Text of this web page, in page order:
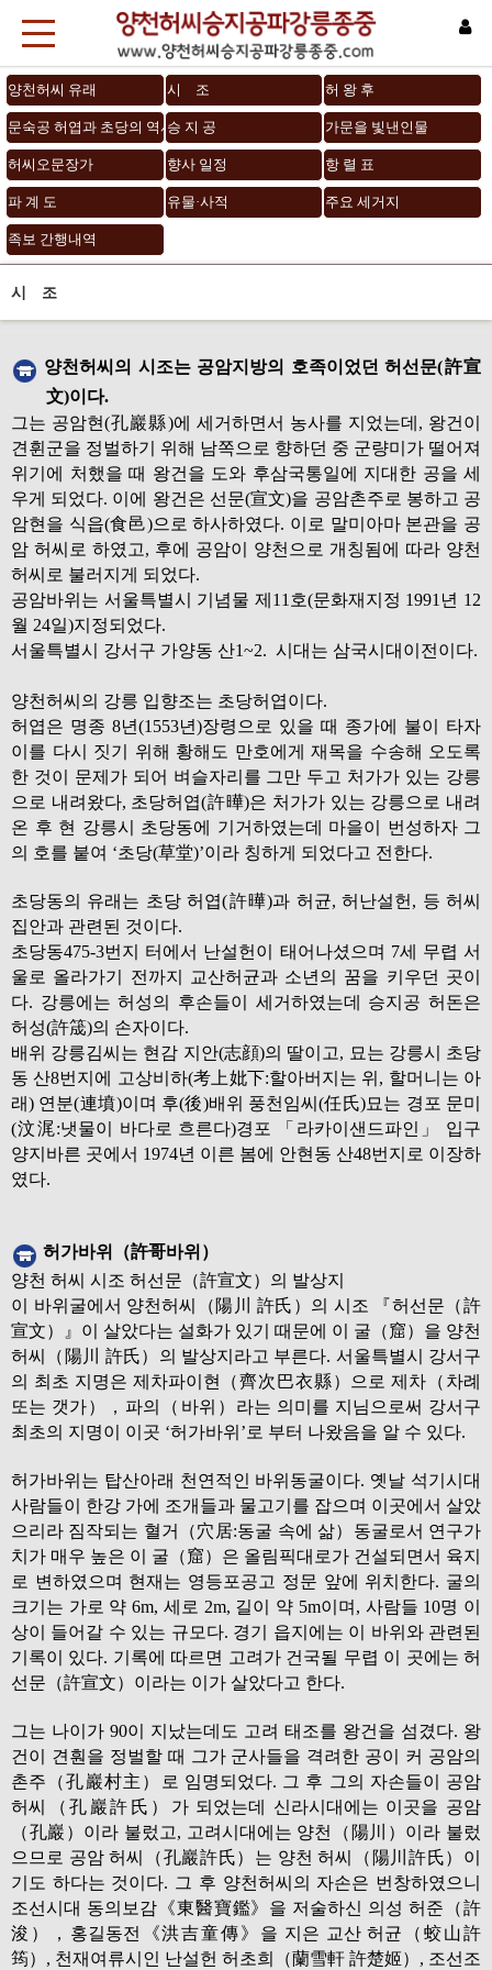
양천허씨 유래 시 조 허 왕 후
문숙공 허엽과 초당의 역사승 지 공 가문을 빛낸인물
허씨오문장가 향사 일정 항 렬 표
파 계 도 유물·사적 주요 세거지
족보 간행내역
시 조
양천허씨의 시조는 공암지방의 호족이었던 허선문(許宣
文)이다.
그는 공암현(孔巖縣)에 세거하면서 농사를 지었는데, 왕건이
견휜군을 정벌하기 위해 남쪽으로 향하던 중 군량미가 떨어져
위기에 처했을 때 왕건을 도와 후삼국통일에 지대한 공을 세
우게 되었다. 이에 왕건은 선문(宣文)을 공암촌주로 봉하고 공
암현을 식읍(食邑)으로 하사하였다. 이로 말미아마 본관을 공
암 허씨로 하였고, 후에 공암이 양천으로 개칭됨에 따라 양천
허씨로 불러지게 되었다.
공암바위는 서울특별시 기념물 제11호(문화재지정 1991년 12
월 24일)지정되었다.
서울특별시 강서구 가양동 산1~2. 시대는 삼국시대이전이다.
양천허씨의 강릉 입향조는 초당허엽이다.
허엽은 명종 8년(1553년)장령으로 있을 때 종가에 불이 타자
이를 다시 짓기 위해 황해도 만호에게 재목을 수송해 오도록
한 것이 문제가 되어 벼슬자리를 그만 두고 처가가 있는 강릉
으로 내려왔다, 초당허엽(許曄)은 처가가 있는 강릉으로 내려
온 후 현 강릉시 초당동에 기거하였는데 마을이 번성하자 그
의 호를 붙여 ‘초당(草堂)’이라 칭하게 되었다고 전한다.
초당동의 유래는 초당 허엽(許曄)과 허균, 허난설헌, 등 허씨
집안과 관련된 것이다.
초당동475-3번지 터에서 난설헌이 태어나셨으며 7세 무렵 서
울로 올라가기 전까지 교산허균과 소년의 꿈을 키우던 곳이
다. 강릉에는 허성의 후손들이 세거하였는데 승지공 허돈은
허성(許筬)의 손자이다.
배위 강릉김씨는 현감 지안(志顔)의 딸이고, 묘는 강릉시 초당
동 산8번지에 고상비하(考上妣下:할아버지는 위, 할머니는 아
래) 연분(連墳)이며 후(後)배위 풍천임씨(任氏)묘는 경포 문미
(汶浘:냇물이 바다로 흐른다)경포 「라카이샌드파인」 입구
양지바른 곳에서 1974년 이른 봄에 안현동 산48번지로 이장하
였다.
허가바위（許哥바위）
양천 허씨 시조 허선문（許宣文）의 발상지
이 바위굴에서 양천허씨（陽川 許氏）의 시조 『허선문（許
宣文）』이 살았다는 설화가 있기 때문에 이 굴（窟）을 양천
허씨（陽川 許氏）의 발상지라고 부른다. 서울특별시 강서구
의 최초 지명은 제차파이현（齊次巴衣縣）으로 제차（차례
또는 갯가），파의（바위）라는 의미를 지님으로써 강서구
최초의 지명이 이곳 ‘허가바위’로 부터 나왔음을 알 수 있다.
허가바위는 탑산아래 천연적인 바위동굴이다. 옛날 석기시대
사람들이 한강 가에 조개들과 물고기를 잡으며 이곳에서 살았
으리라 짐작되는 혈거（穴居:동굴 속에 삶）동굴로서 연구가
치가 매우 높은 이 굴（窟）은 올림픽대로가 건설되면서 육지
로 변하였으며 현재는 영등포공고 정문 앞에 위치한다. 굴의
크기는 가로 약 6m, 세로 2m, 길이 약 5m이며, 사람들 10명 이
상이 들어갈 수 있는 규모다. 경기 읍지에는 이 바위와 관련된
기록이 있다. 기록에 따르면 고려가 건국될 무렵 이 곳에는 허
선문（許宣文）이라는 이가 살았다고 한다.
그는 나이가 90이 지났는데도 고려 태조를 왕건을 섬겼다. 왕
건이 견훤을 정벌할 때 그가 군사들을 격려한 공이 커 공암의
촌주（孔巖村主）로 임명되었다. 그 후 그의 자손들이 공암
허씨（孔巖許氏）가 되었는데 신라시대에는 이곳을 공암
（孔巖）이라 불렀고, 고려시대에는 양천（陽川）이라 불렀
으므로 공암 허씨（孔巖許氏）는 양천 허씨（陽川許氏）이
기도 하다는 것이다. 그 후 양천허씨의 자손은 번창하였으니
조선시대 동의보감《東醫寶鑑》을 저술하신 의성 허준（許
浚），홍길동전《洪吉童傳》을 지은 교산 허균（蛟山許
筠）, 천재여류시인 난설헌 허초희（蘭雪軒 許楚姬）, 조선조